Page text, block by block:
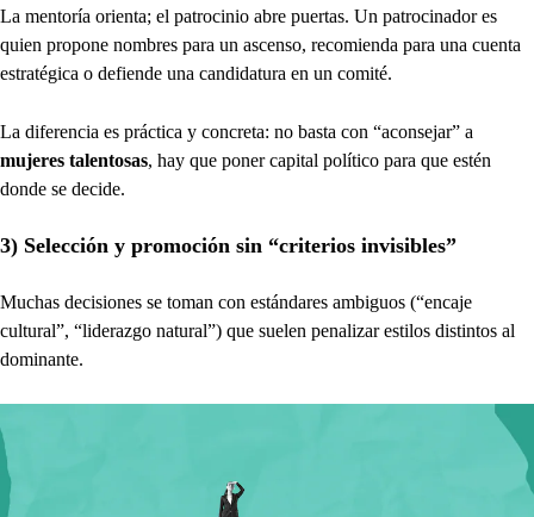
La mentoría orienta; el patrocinio abre puertas. Un patrocinador es
quien propone nombres para un ascenso, recomienda para una cuenta
estratégica o defiende una candidatura en un comité.
La diferencia es práctica y concreta: no basta con “aconsejar” a
mujeres talentosas, hay que poner capital político para que estén
donde se decide.
3) Selección y promoción sin “criterios invisibles”
Muchas decisiones se toman con estándares ambiguos (“encaje
cultural”, “liderazgo natural”) que suelen penalizar estilos distintos al
dominante.